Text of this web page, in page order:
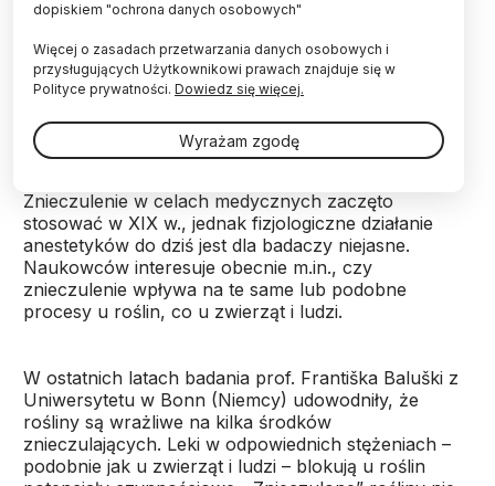
Eksperymenty na roślinach przeprowadził profesor
Hazem M. Kalaji z Instytutu BiologiiSzkoły Głównej
Gospodarstwa Wiejskiego w Warszawie z zespołem i
studentami programu Erasmus (kurs „Plantish”) -
PAP komunikacie.
Znieczulenie w celach medycznych zaczęto
stosować w XIX w., jednak fizjologiczne działanie
anestetyków do dziś jest dla badaczy niejasne.
Naukowców interesuje obecnie m.in., czy
znieczulenie wpływa na te same lub podobne
procesy u roślin, co u zwierząt i ludzi.
W ostatnich latach badania prof. Františka Baluški z
Uniwersytetu w Bonn (Niemcy) udowodniły, że
rośliny są wrażliwe na kilka środków
znieczulających. Leki w odpowiednich stężeniach –
podobnie jak u zwierząt i ludzi – blokują u roślin
dopiskiem "ochrona danych osobowych"
Więcej o zasadach przetwarzania danych osobowych i
przysługujących Użytkownikowi prawach znajduje się w
Polityce prywatności. Dowiedz się więcej.
Wyrażam zgodę